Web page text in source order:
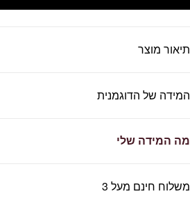
תיאור מוצר
המידה של הדוגמנית
מה המידה שלי
משלוח חינם מעל 3